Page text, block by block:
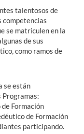
talentosos de
competencias
se matriculen en la
de sus
como ramos de
se están
Formación
de Formación
participando.